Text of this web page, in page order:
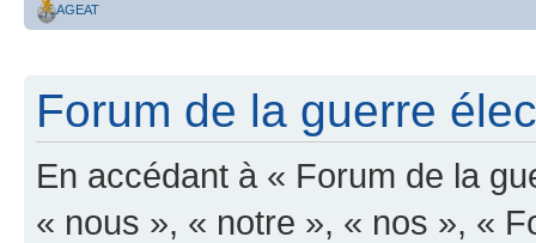
AGEAT
Forum de la guerre
En accédant à « Forum de la
« nous », « notre », « nos », «